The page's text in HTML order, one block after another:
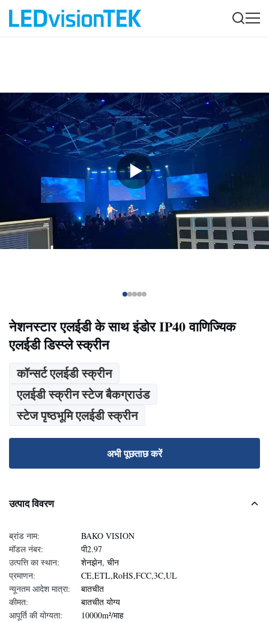
नेशनस्टार एलईडी के साथ इंडोर IP40 वाणिज्यिक
एलईडी डिस्प्ले स्क्रीन
कॉन्सर्ट एलईडी स्क्रीन
एलईडी स्क्रीन स्टेज बैकग्राउंड
स्टेज पृष्ठभूमि एलईडी स्क्रीन
अभी पूछताछ करें
उत्पाद विवरण
ब्रांड नाम:
BAKO VISION
मॉडल नंबर:
पी2.97
उत्पत्ति का स्थान:
शेनझेन, चीन
प्रमाणन:
CE,ETL,RoHS,FCC,3C,UL
न्यूनतम आदेश मात्रा:
बातचीत
कीमत:
बातचीत योग्य
आपूर्ति की योग्यता:
10000m²/माह